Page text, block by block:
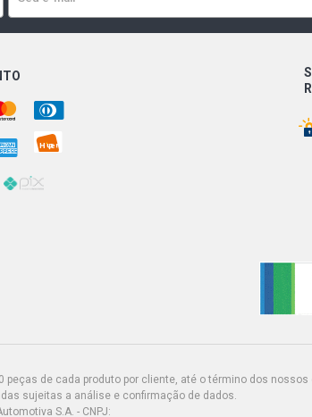
de cada produto por cliente, até o término dos
sujeitas a análise e confirmação de dados.
S.A. - CNPJ: